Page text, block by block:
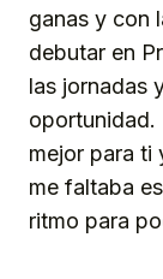
ganas y con
debutar en
las jornadas
oportunidad.
mejor para ti
me faltaba
ritmo para